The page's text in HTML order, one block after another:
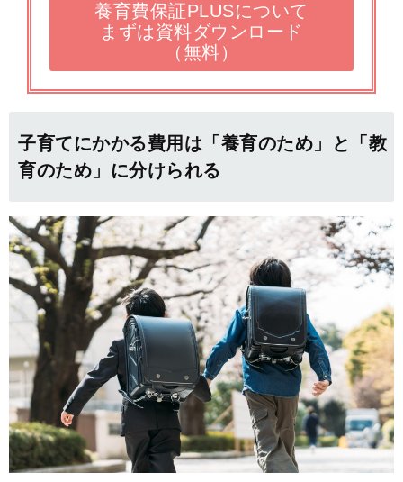
養育費保証PLUSについて
まずは資料ダウンロード
（無料）
子育てにかかる費用は「養育のため」と「教
育のため」に分けられる